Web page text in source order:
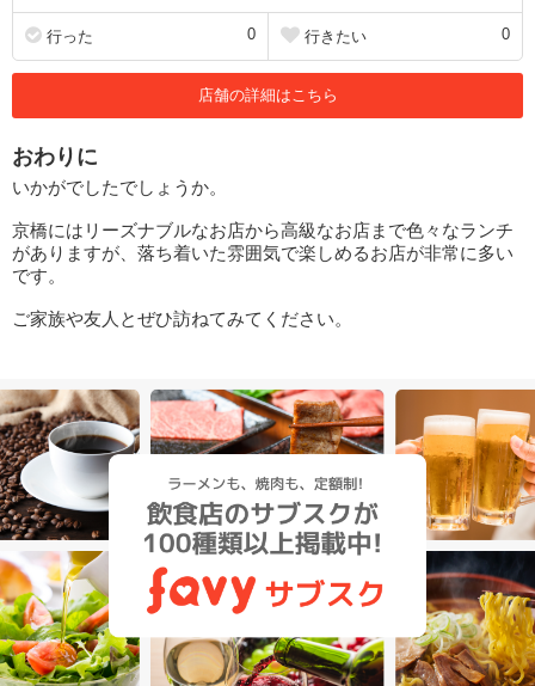
行った 0 行きたい 0
店舗の詳細はこちら
おわりに
いかがでしたでしょうか。
京橋にはリーズナブルなお店から高級なお店まで色々なランチ
がありますが、落ち着いた雰囲気で楽しめるお店が非常に多い
です。
ご家族や友人とぜひ訪ねてみてください。